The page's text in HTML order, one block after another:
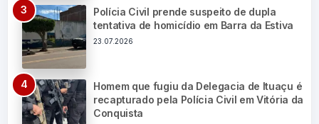
Polícia Civil prende suspeito de dupla
tentativa de homicídio em Barra da Estiva
23.07.2026
Homem que fugiu da Delegacia de Ituaçu é
recapturado pela Polícia Civil em Vitória da
Conquista